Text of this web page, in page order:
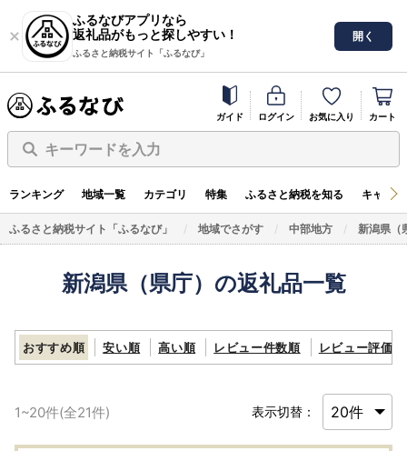
ふるなびアプリなら
返礼品がもっと探しやすい！
ふるさと納税サイト「ふるなび」
開く
ガイド ログイン お気に入り カート
キーワードを入力
ランキング 地域一覧 カテゴリ 特集 ふるさと納税を知る キャン
ふるさと納税サイト「ふるなび」 地域でさがす 中部地方 新潟県（
新潟県（県庁）の返礼品一覧
おすすめ順 安い順 高い順 レビュー件数順 レビュー評価順
1~20件(全21件) 表示切替：